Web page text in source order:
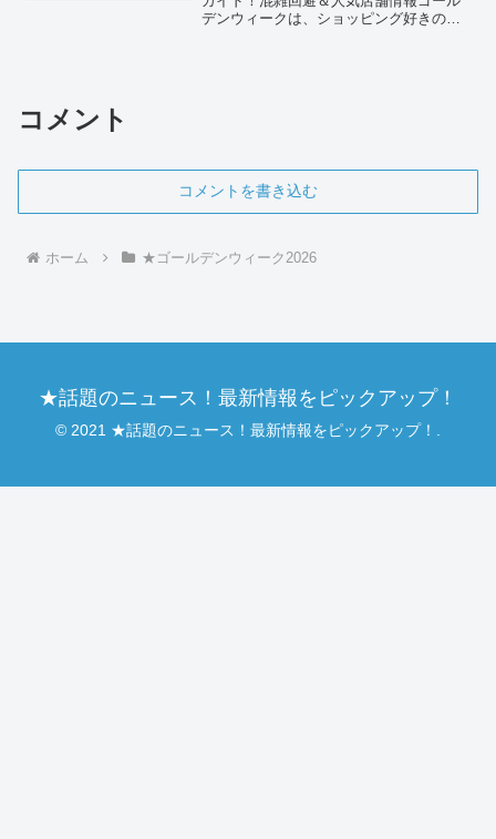
デンウィークは、ショッピング好きの皆
コメント
コメントを書き込む
ホーム ★ゴールデンウィーク2026
★話題のニュース！最新情報をピックアップ！
© 2021 ★話題のニュース！最新情報をピックアップ！.